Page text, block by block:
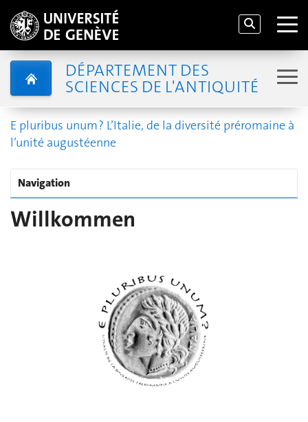
DÉPARTEMENT DES
SCIENCES DE L'ANTIQUITÉ
E pluribus unum ? L’Italie, de la diversité préromaine à
l’unité augustéenne
Navigation
Willkommen